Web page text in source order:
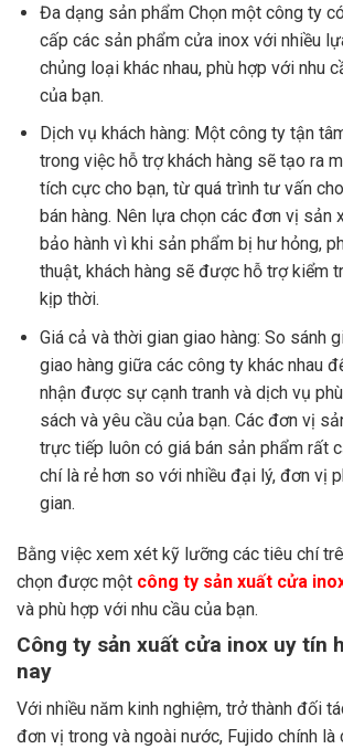
Đa dạng sản phẩm Chọn một công ty
cấp các sản phẩm cửa inox với nhiều
chủng loại khác nhau, phù hợp với nhu
của bạn.
Dịch vụ khách hàng: Một công ty tận
trong việc hỗ trợ khách hàng sẽ tạo ra
tích cực cho bạn, từ quá trình tư vấn
bán hàng. Nên lựa chọn các đơn vị sản
bảo hành vì khi sản phẩm bị hư hỏng,
thuật, khách hàng sẽ được hỗ trợ kiểm
kịp thời.
Giá cả và thời gian giao hàng: So sánh
giao hàng giữa các công ty khác nhau
nhận được sự cạnh tranh và dịch vụ
sách và yêu cầu của bạn. Các đơn vị
trực tiếp luôn có giá bán sản phẩm rất
chí là rẻ hơn so với nhiều đại lý, đơn vị
gian.
Bằng việc xem xét kỹ lưỡng các tiêu chí
chọn được một công ty sản xuất cửa
và phù hợp với nhu cầu của bạn.
Công ty sản xuất cửa inox uy tín
nay
Với nhiều năm kinh nghiệm, trở thành đối
đơn vị trong và ngoài nước, Fujido chính